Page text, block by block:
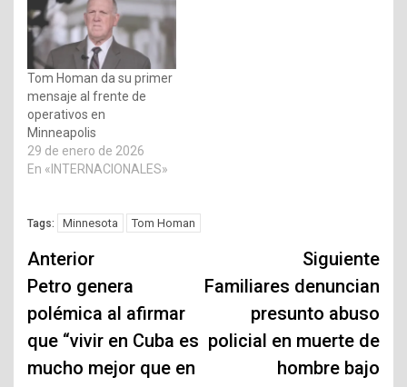
Tom Homan da su primer
mensaje al frente de
operativos en
Minneapolis
29 de enero de 2026
En «INTERNACIONALES»
Tags: Minnesota Tom Homan
Navegación
de
entradas
Anterior
Petro genera
polémica al afirmar
que “vivir en Cuba es
mucho mejor que en
Siguiente
Familiares denuncian
presunto abuso
policial en muerte de
hombre bajo